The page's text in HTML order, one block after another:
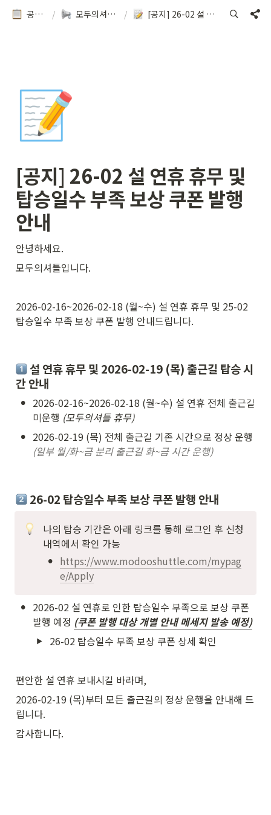
공지&이용방법 / 모두의셔틀 소식을 확인해보세요! / [공지] 26-02 설 연휴 휴무 및 탑승일수 부족 보상 쿠폰 발행 안내
📝
[공지] 26-02 설 연휴 휴무 및
탑승일수 부족 보상 쿠폰 발행
안내
안녕하세요.
모두의셔틀입니다.
2026-02-16~2026-02-18 (월~수) 설 연휴 휴무 및 25-02
탑승일수 부족 보상 쿠폰 발행 안내드립니다.
설 연휴 휴무 및 2026-02-19 (목) 출근길 탑승 시
간 안내
• 2026-02-16~2026-02-18 (월~수) 설 연휴 전체 출근길
미운행 (모두의셔틀 휴무)
• 2026-02-19 (목) 전체 출근길 기존 시간으로 정상 운행
(일부 월/화~금 분리 출근길 화~금 시간 운행)
26-02 탑승일수 부족 보상 쿠폰 발행 안내
나의 탑승 기간은 아래 링크를 통해 로그인 후 신청
내역에서 확인 가능
• https://www.modooshuttle.com/mypag
e/Apply
• 2026-02 설 연휴로 인한 탑승일수 부족으로 보상 쿠폰
발행 예정 (쿠폰 발행 대상 개별 안내 메세지 발송 예정)
26-02 탑승일수 부족 보상 쿠폰 상세 확인
편안한 설 연휴 보내시길 바라며,
2026-02-19 (목)부터 모든 출근길의 정상 운행을 안내해 드
립니다.
감사합니다.